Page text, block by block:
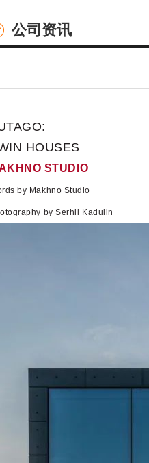
公司资讯
HOUSES
STUDIO
by Makhno Studio
by Serhii Kadulin